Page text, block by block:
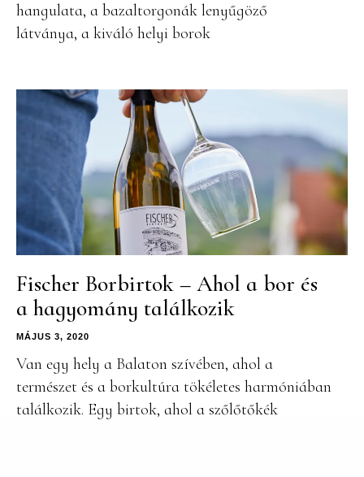
hangulata, a bazaltorgonák lenyűgöző
látványa, a kiváló helyi borok
Fischer Borbirtok – Ahol a bor és
a hagyomány találkozik
MÁJUS 3, 2020
Van egy hely a Balaton szívében, ahol a
természet és a borkultúra tökéletes harmóniában
találkozik. Egy birtok, ahol a szőlőtőkék